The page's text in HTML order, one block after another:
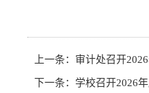
上一条： 审计处召开
下一条： 学校召开2026